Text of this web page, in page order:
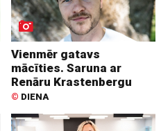
Vienmēr gatavs
mācīties. Saruna ar
Renāru Krastenbergu
© DIENA